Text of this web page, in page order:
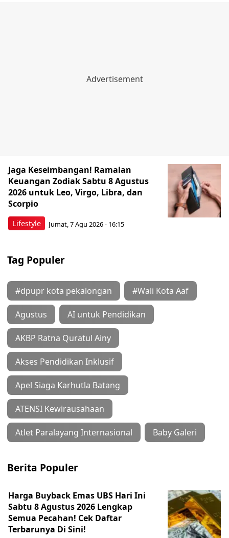
Lifestyle
Jaga Keseimbangan! Ramalan
Keuangan Zodiak Sabtu 8 Agustus
2026 untuk Leo, Virgo, Libra, dan
Scorpio
Jumat, 7 Agu 2026 - 16:15
Tag Populer
#dpupr kota pekalongan #Wali Kota Aaf
Agustus AI untuk Pendidikan
AKBP Ratna Quratul Ainy
Akses Pendidikan Inklusif
Apel Siaga Karhutla Batang
ATENSI Kewirausahaan
Atlet Paralayang Internasional Baby Galeri
Berita Populer
Harga Buyback Emas UBS Hari Ini
Sabtu 8 Agustus 2026 Lengkap
Semua Pecahan! Cek Daftar
Terbarunya Di Sini!